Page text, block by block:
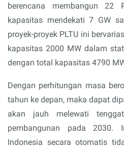
berencana membangun 22
kapasitas mendekati 7 GW
proyek-proyek PLTU ini
kapasitas 2000 MW dalam
dengan total kapasitas 4790
Dengan perhitungan masa
tahun ke depan, maka dapat
akan jauh melewati
pembangunan pada
Indonesia secara otomatis